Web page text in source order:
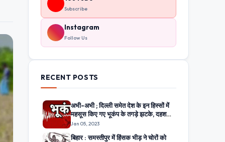
Subscribe
Instagram
Follow Us
RECENT POSTS
अभी-अभी ; दिल्ली समेत देश के इन हिस्सों में
महसूस किए गए भूकंप के तगड़े झटके, दहशत
में घरों से बाहर निकले लोग
Jan 05, 2023
बिहार : समस्तीपुर में हिंसक भीड़ ने चोरों को